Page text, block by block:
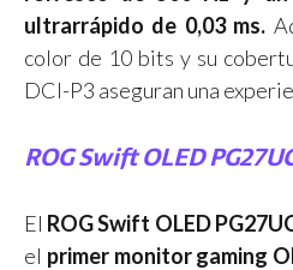
ultrarrápido de 0,03 ms.
color de 10 bits y su
DCI-P3 aseguran una
ROG Swift OLED
El ROG Swift OLED
el primer monitor gaming